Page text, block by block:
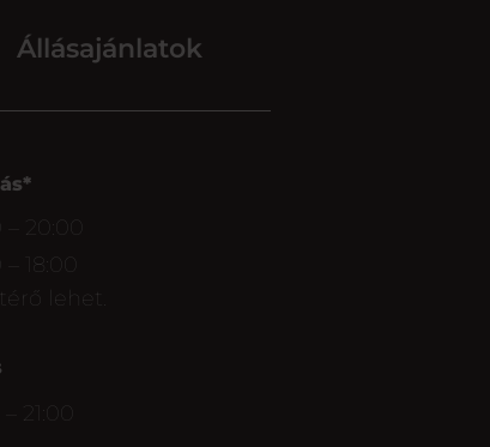
Állásajánlatok
– 20:00
– 18:00
lehet.
21:00